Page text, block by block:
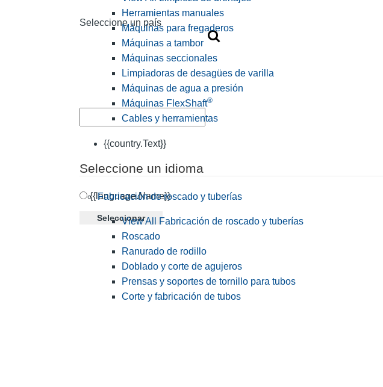
Seleccione un país
{{country.Text}}
Seleccione un idioma
{{language.Name}}
Seleccionar
Herramientas manuales
Máquinas para fregaderos
Máquinas a tambor
Máquinas seccionales
Limpiadoras de desagües de varilla
Máquinas de agua a presión
Máquinas FlexShaft®
Cables y herramientas
Fabricación de roscado y tuberías
View All Fabricación de roscado y tuberías
Roscado
Ranurado de rodillo
Doblado y corte de agujeros
Prensas y soportes de tornillo para tubos
Corte y fabricación de tubos